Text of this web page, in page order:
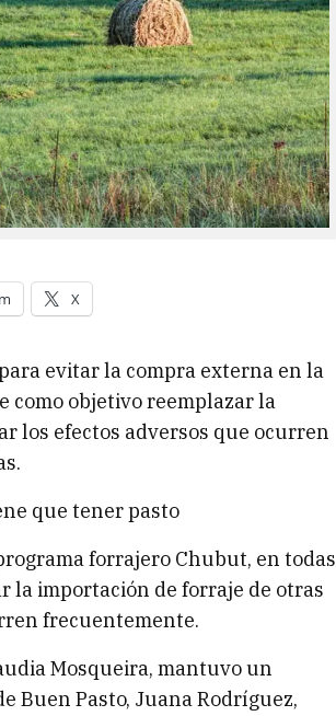
X
evitar la compra externa en la
como objetivo reemplazar la
los efectos adversos que ocurren
que tener pasto
forrajero Chubut, en todas
la importación de forraje de otras
frecuentemente.
Mosqueira, mantuvo un
Buen Pasto, Juana Rodríguez,